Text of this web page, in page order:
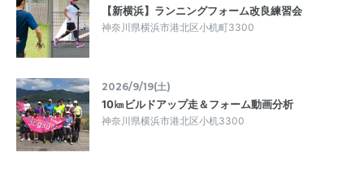
【新横浜】ランニングフォーム改良練習会
神奈川県横浜市港北区小机町3300
2026/9/19(土)
10㎞ビルドアップ走＆フォーム動画分析
神奈川県横浜市港北区小机3300